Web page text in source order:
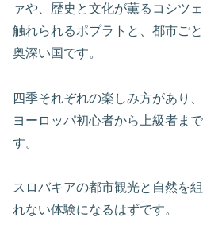
ァや、歴史と文化が薫るコシツ
触れられるポプラトと、都市ご
奥深い国です。
四季それぞれの楽しみ方があり
ヨーロッパ初心者から上級者ま
す。
スロバキアの都市観光と自然を
れない体験になるはずです。